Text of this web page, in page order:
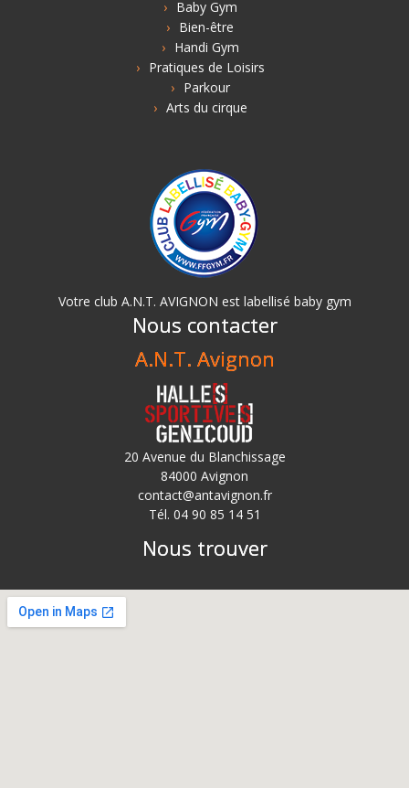
Baby Gym
Bien-être
Handi Gym
Pratiques de Loisirs
Parkour
Arts du cirque
Votre club A.N.T. AVIGNON est labellisé baby gym
Nous contacter
A.N.T. Avignon
20 Avenue du Blanchissage
84000 Avignon
contact@antavignon.fr
Tél. 04 90 85 14 51
Nous trouver